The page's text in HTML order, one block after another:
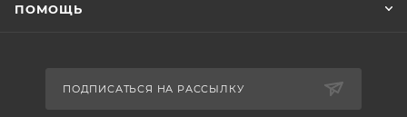
ПОМОЩЬ
ПОДПИСАТЬСЯ НА РАССЫЛКУ